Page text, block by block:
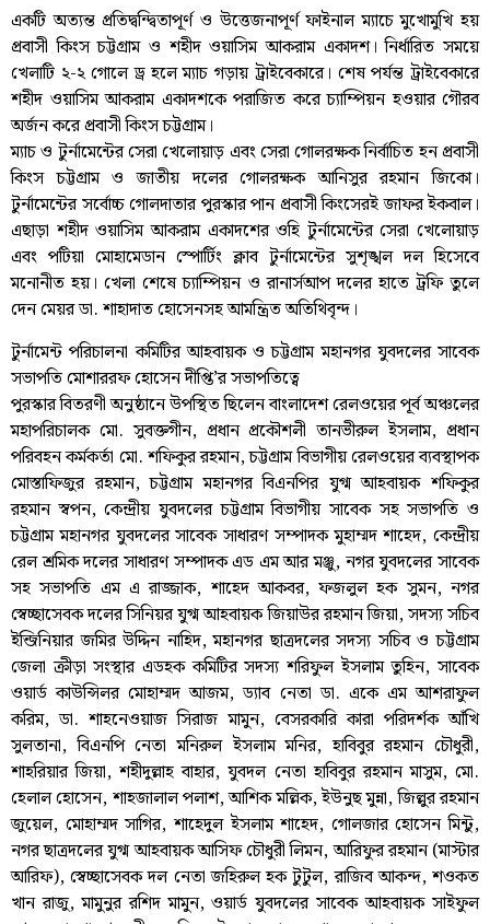
একটি অত্যন্ত প্রতিদ্বন্দ্বিতাপূর্ণ ও উত্তেজনাপূর্ণ ফাইনাল ম্যাচে মুখোমুখি হয়
প্রবাসী কিংস চট্টগ্রাম ও শহীদ ওয়াসিম আকরাম একাদশ। নির্ধারিত সময়ে
খেলাটি ২-২ গোলে ড্র হলে ম্যাচ গড়ায় ট্রাইবেকারে। শেষ পর্যন্ত ট্রাইবেকারে
শহীদ ওয়াসিম আকরাম একাদশকে পরাজিত করে চ্যাম্পিয়ন হওয়ার গৌরব
অর্জন করে প্রবাসী কিংস চট্টগ্রাম।
ম্যাচ ও টুর্নামেন্টের সেরা খেলোয়াড় এবং সেরা গোলরক্ষক নির্বাচিত হন প্রবাসী
কিংস চট্টগ্রাম ও জাতীয় দলের গোলরক্ষক আনিসুর রহমান জিকো।
টুর্নামেন্টের সর্বোচ্চ গোলদাতার পুরস্কার পান প্রবাসী কিংসেরই জাফর ইকবাল।
এছাড়া শহীদ ওয়াসিম আকরাম একাদশের ওহি টুর্নামেন্টের সেরা খেলোয়াড়
এবং পটিয়া মোহামেডান স্পোর্টিং ক্লাব টুর্নামেন্টের সুশৃঙ্খল দল হিসেবে
মনোনীত হয়। খেলা শেষে চ্যাম্পিয়ন ও রানার্সআপ দলের হাতে ট্রফি তুলে
দেন মেয়র ডা. শাহাদাত হোসেনসহ আমন্ত্রিত অতিথিবৃন্দ।
টুর্নামেন্ট পরিচালনা কমিটির আহবায়ক ও চট্টগ্রাম মহানগর যুবদলের সাবেক
সভাপতি মোশাররফ হোসেন দীপ্তি’র সভাপতিত্বে
পুরস্কার বিতরণী অনুষ্ঠানে উপস্থিত ছিলেন বাংলাদেশ রেলওয়ের পূর্ব অঞ্চলের
মহাপরিচালক মো. সুবক্তগীন, প্রধান প্রকৌশলী তানভীরুল ইসলাম, প্রধান
পরিবহন কর্মকর্তা মো. শফিকুর রহমান, চট্টগ্রাম বিভাগীয় রেলওয়ের ব্যবস্থাপক
মোস্তাফিজুর রহমান, চট্টগ্রাম মহানগর বিএনপির যুগ্ম আহবায়ক শফিকুর
রহমান স্বপন, কেন্দ্রীয় যুবদলের চট্টগ্রাম বিভাগীয় সাবেক সহ সভাপতি ও
চট্টগ্রাম মহানগর যুবদলের সাবেক সাধারণ সম্পাদক মুহাম্মদ শাহেদ, কেন্দ্রীয়
রেল শ্রমিক দলের সাধারণ সম্পাদক এড এম আর মঞ্জু, নগর যুবদলের সাবেক
সহ সভাপতি এম এ রাজ্জাক, শাহেদ আকবর, ফজলুল হক সুমন, নগর
স্বেচ্ছাসেবক দলের সিনিয়র যুগ্ম আহবায়ক জিয়াউর রহমান জিয়া, সদস্য সচিব
ইন্জিনিয়ার জমির উদ্দিন নাহিদ, মহানগর ছাত্রদলের সদস্য সচিব ও চট্টগ্রাম
জেলা ক্রীড়া সংস্থার এডহক কমিটির সদস্য শরিফুল ইসলাম তুহিন, সাবেক
ওয়ার্ড কাউন্সিলর মোহাম্মদ আজম, ড্যাব নেতা ডা. একে এম আশরাফুল
করিম, ডা. শাহনেওয়াজ সিরাজ মামুন, বেসরকারি কারা পরিদর্শক আঁখি
সুলতানা, বিএনপি নেতা মনিরুল ইসলাম মনির, হাবিবুর রহমান চৌধুরী,
শাহরিয়ার জিয়া, শহীদুল্লাহ বাহার, যুবদল নেতা হাবিবুর রহমান মাসুম, মো.
হেলাল হোসেন, শাহজালাল পলাশ, আশিক মল্লিক, ইউনুছ মুন্না, জিল্লুর রহমান
জুয়েল, মোহাম্মদ সাগির, শাহেদুল ইসলাম শাহেদ, গোলজার হোসেন মিন্টু,
নগর ছাত্রদলের যুগ্ম আহবায়ক আসিফ চৌধুরী লিমন, আরিফুর রহমান (মাস্টার
আরিফ), স্বেচ্ছাসেবক দল নেতা জহিরুল হক টুটুল, রাজিব আকন্দ, শওকত
খান রাজু, মামুনুর রশিদ মামুন, ওয়ার্ড যুবদলের সাবেক আহবায়ক সাইফুল